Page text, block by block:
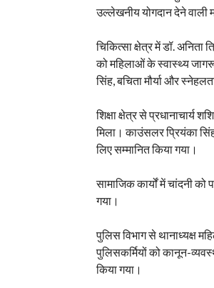
उल्लेखनीय योगदान देने वाली
चिकित्सा क्षेत्र में डॉ. अनिता
को महिलाओं के स्वास्थ्य
सिंह, बचिता मौर्या और
शिक्षा क्षेत्र से
मिला। काउंसलर प्रियंका
लिए सम्मानित किया गया।
सामाजिक कार्यों में चांदनी
गया।
पुलिस विभाग से थानाध्यक्ष
पुलिसकर्मियों को कानून-
किया गया।